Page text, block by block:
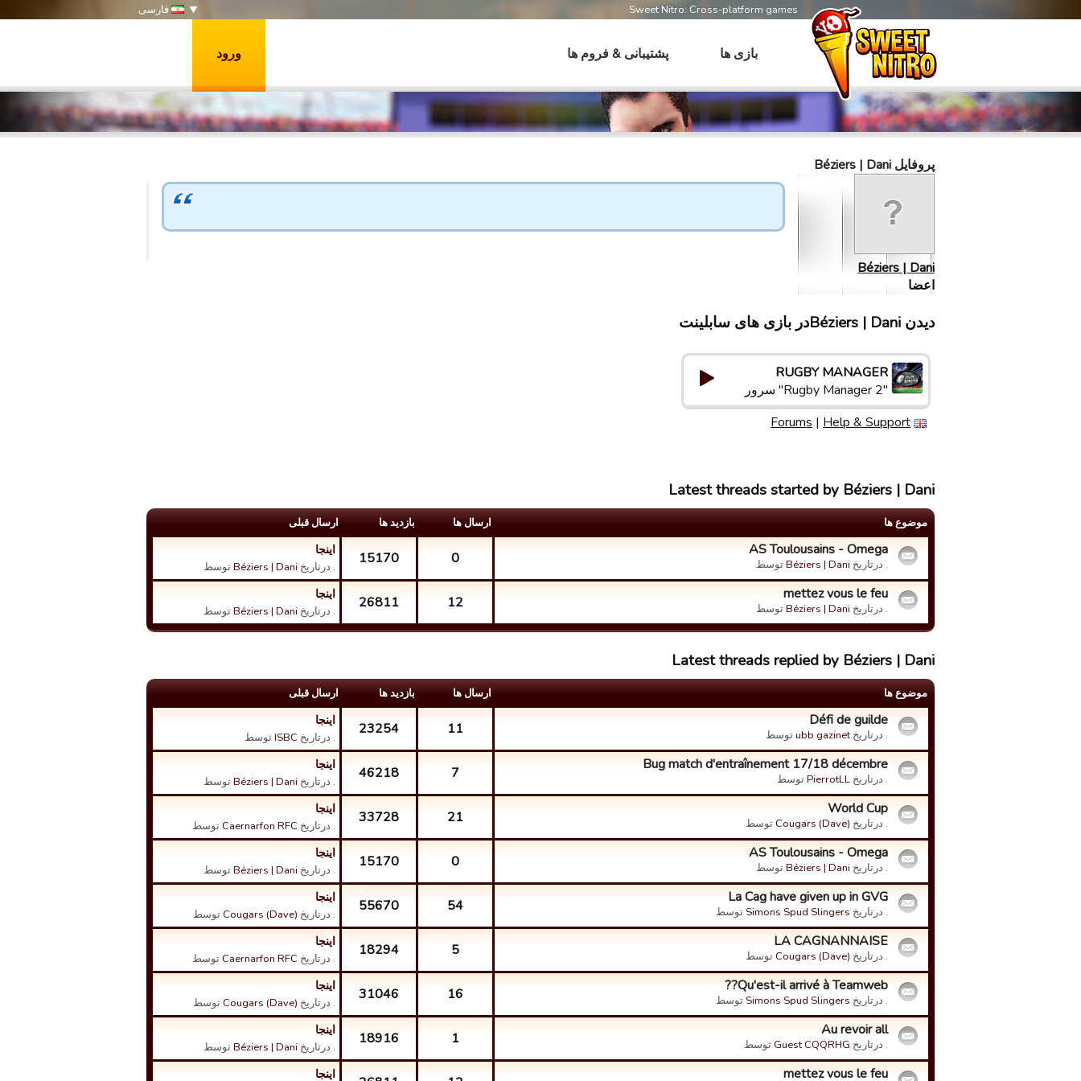
Sweet Nitro: Cross-platform games فارسی
بازی ها پشتیبانی & فروم ها ورود
پروفایل Béziers | Dani
Béziers | Dani
اعضا
دیدن Béziers | Daniدر بازی های سابلینت
RUGBY MANAGER
"Rugby Manager 2" سرور
Forums | Help & Support
Latest threads started by Béziers | Dani
موضوع ها ارسال ها بازدید ها ارسال قبلی
AS Toulousains - Omega
. درتاریخ Béziers | Daniتوسط 0
15170 اینجا
. درتاریخ Béziers | Daniتوسط
mettez vous le feu
. درتاریخ Béziers | Daniتوسط 12
26811 اینجا
. درتاریخ Béziers | Daniتوسط
Latest threads replied by Béziers | Dani
موضوع ها ارسال ها بازدید ها ارسال قبلی
Défi de guilde
. درتاریخubb gazinetتوسط 11
23254 اینجا
. درتاریخ ISBCتوسط
Bug match d'entraînement 17/18 décembre
. درتاریخ PierrotLLتوسط 7
46218 اینجا
. درتاریخ Béziers | Daniتوسط
World Cup
. درتاریخ Cougars (Dave) توسط 21
33728 اینجا
. درتاریخ Caernarfon RFC توسط
AS Toulousains - Omega
. درتاریخ Béziers | Daniتوسط 0
15170 اینجا
. درتاریخ Béziers | Daniتوسط
La Cag have given up in GVG
. درتاریخ Simons Spud Slingers توسط 54
55670 اینجا
. درتاریخ Cougars (Dave) توسط
LA CAGNANNAISE
. درتاریخ Cougars (Dave) توسط 5
18294 اینجا
. درتاریخ Caernarfon RFC توسط
Qu'est-il arrivé à Teamweb??
. درتاریخ Simons Spud Slingers توسط 16
31046 اینجا
. درتاریخ Cougars (Dave) توسط
Au revoir all
. درتاریخ Guest CQQRHG توسط 1
18916 اینجا
. درتاریخ Béziers | Daniتوسط
mettez vous le feu اینجا